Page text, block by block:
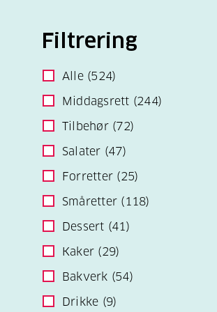
Filtrering
Alle (524)
Middagsrett (244)
Tilbehør (72)
Salater (47)
Forretter (25)
Småretter (118)
Dessert (41)
Kaker (29)
Bakverk (54)
Drikke (9)